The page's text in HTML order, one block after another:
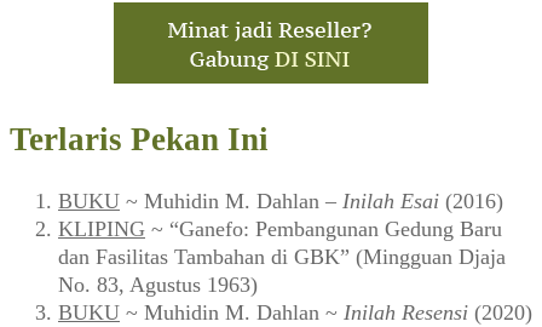
Terlaris Pekan Ini
BUKU ~ Muhidin M. Dahlan – Inilah Esai (2016)
KLIPING ~ “Ganefo: Pembangunan Gedung Baru
dan Fasilitas Tambahan di GBK” (Mingguan Djaja
No. 83, Agustus 1963)
BUKU ~ Muhidin M. Dahlan ~ Inilah Resensi (2020)